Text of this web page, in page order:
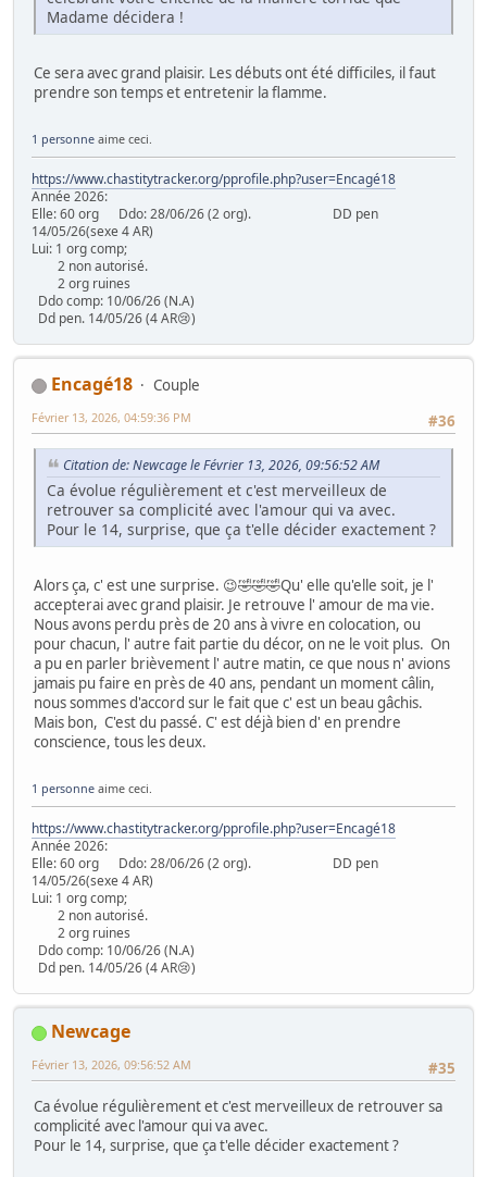
Madame décidera !
Ce sera avec grand plaisir. Les débuts ont été difficiles, il faut
prendre son temps et entretenir la flamme.
1 personne aime ceci.
https://www.chastitytracker.org/pprofile.php?user=Encagé18
Année 2026:
Elle: 60 org Ddo: 28/06/26 (2 org). DD pen
14/05/26(sexe 4 AR)
Lui: 1 org comp;
2 non autorisé.
2 org ruines
Ddo comp: 10/06/26 (N.A)
Dd pen. 14/05/26 (4 AR😢)
Encagé18
Couple
#36
Février 13, 2026, 04:59:36 PM
Citation de: Newcage le Février 13, 2026, 09:56:52 AM
Ca évolue régulièrement et c'est merveilleux de
retrouver sa complicité avec l'amour qui va avec.
Pour le 14, surprise, que ça t'elle décider exactement ?
Alors ça, c' est une surprise. 😉🤣🤣🤣Qu' elle qu'elle soit, je l'
accepterai avec grand plaisir. Je retrouve l' amour de ma vie.
Nous avons perdu près de 20 ans à vivre en colocation, ou
pour chacun, l' autre fait partie du décor, on ne le voit plus. On
a pu en parler brièvement l' autre matin, ce que nous n' avions
jamais pu faire en près de 40 ans, pendant un moment câlin,
nous sommes d'accord sur le fait que c' est un beau gâchis.
Mais bon, C'est du passé. C' est déjà bien d' en prendre
conscience, tous les deux.
1 personne aime ceci.
https://www.chastitytracker.org/pprofile.php?user=Encagé18
Année 2026:
Elle: 60 org Ddo: 28/06/26 (2 org). DD pen
14/05/26(sexe 4 AR)
Lui: 1 org comp;
2 non autorisé.
2 org ruines
Ddo comp: 10/06/26 (N.A)
Dd pen. 14/05/26 (4 AR😢)
Newcage
#35
Février 13, 2026, 09:56:52 AM
Ca évolue régulièrement et c'est merveilleux de retrouver sa
complicité avec l'amour qui va avec.
Pour le 14, surprise, que ça t'elle décider exactement ?